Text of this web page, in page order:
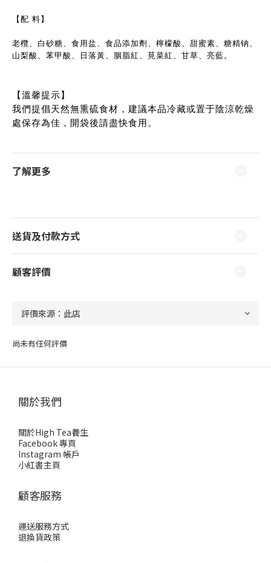
【配 料】
老欖、白砂糖、食用盐、食品添加劑、檸檬酸、甜蜜素、糖精钠、
山梨酸、苯甲酸、日落黃、胭脂紅、莧菜紅、甘草、亮藍。
【溫馨提示】
我們提倡天然無熏硫食材，建議本品冷藏或置于陰涼乾燥
處保存為佳，開袋後請盡快食用。
了解更多
送貨及付款方式
顧客評價
尚未有任何評價
關於我們
關於High Tea養生
Facebook 專頁
Instagram 帳戶
小紅書主頁
顧客服務
運送服務方式
退換貨政策